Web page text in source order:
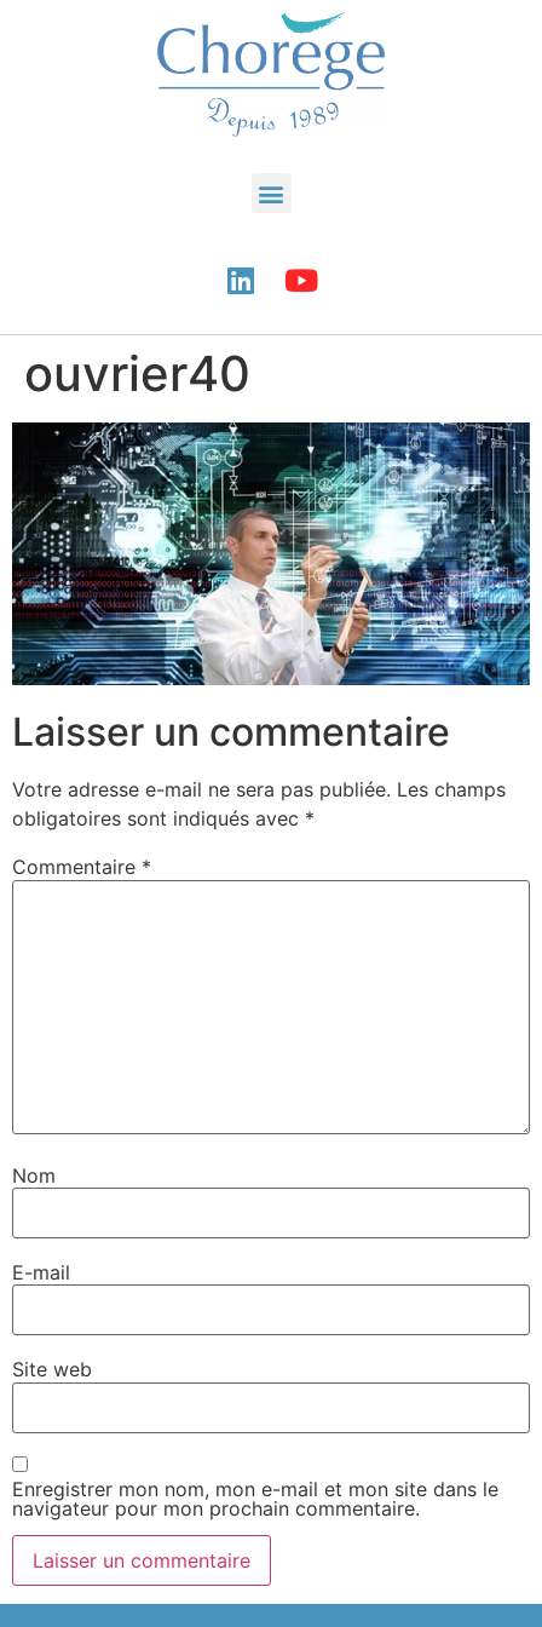
ouvrier40
Laisser un commentaire
Votre adresse e-mail ne sera pas publiée. Les champs
obligatoires sont indiqués avec *
Commentaire *
Nom
E-mail
Site web
Enregistrer mon nom, mon e-mail et mon site dans le
navigateur pour mon prochain commentaire.